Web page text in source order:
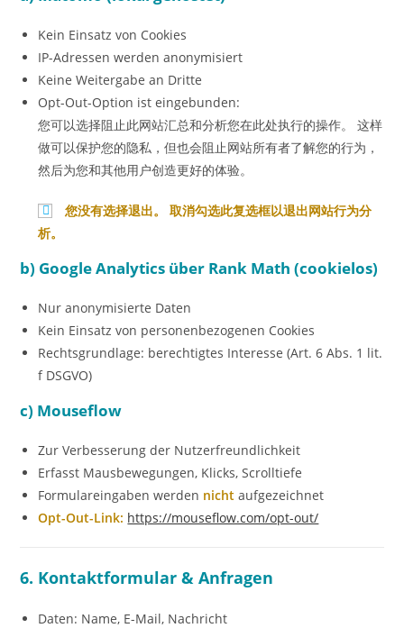
Kein Einsatz von Cookies
IP-Adressen werden anonymisiert
Keine Weitergabe an Dritte
Opt-Out-Option ist eingebunden:
您可以选择阻止此网站汇总和分析您在此处执行的操作。 这样
做可以保护您的隐私，但也会阻止网站所有者了解您的行为，
然后为您和其他用户创造更好的体验。
您没有选择退出。 取消勾选此复选框以退出网站行为分
析。
b) Google Analytics über Rank Math (cookielos)
Nur anonymisierte Daten
Kein Einsatz von personenbezogenen Cookies
Rechtsgrundlage: berechtigtes Interesse (Art. 6 Abs. 1 lit.
f DSGVO)
c) Mouseflow
Zur Verbesserung der Nutzerfreundlichkeit
Erfasst Mausbewegungen, Klicks, Scrolltiefe
Formulareingaben werden nicht aufgezeichnet
Opt-Out-Link: https://mouseflow.com/opt-out/
6. Kontaktformular & Anfragen
Daten: Name, E-Mail, Nachricht